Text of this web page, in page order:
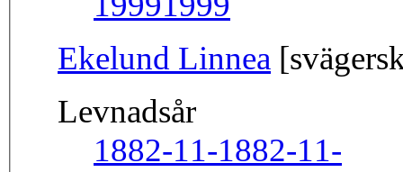
Ekelund Linnea
Levnadsår
1882-11-1882-11-